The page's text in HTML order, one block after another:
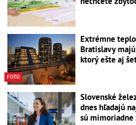
FOTO
Extrémne
Bratislavy
ktorý ešte aj
Slovenské
dnes hľadajú
sú mimoriadne